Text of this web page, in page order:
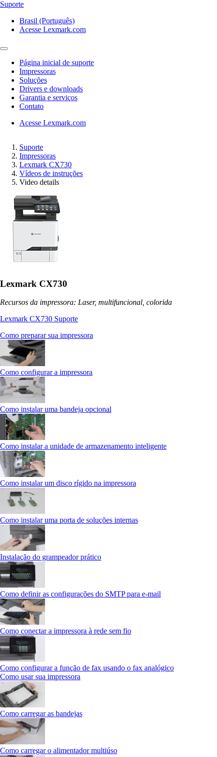
Suporte
Brasil (Português)
Acesse Lexmark.com
Página inicial de suporte
Impressoras
Soluções
Drivers e downloads
Garantia e serviços
Contato
Acesse Lexmark.com
Suporte
Impressoras
Lexmark CX730
Vídeos de instruções
Video details
Lexmark CX730
Recursos da impressora: Laser, multifuncional, colorida
Lexmark CX730 Suporte
Como preparar sua impressora
Como configurar a impressora
Como instalar uma bandeja opcional
Como instalar a unidade de armazenamento inteligente
Como instalar um disco rígido na impressora
Como instalar uma porta de soluções internas
Instalação do grampeador prático
Como definir as configurações do SMTP para e-mail
Como conectar a impressora à rede sem fio
Como configurar a função de fax usando o fax analógico
Como usar sua impressora
Como carregar as bandejas
Como carregar o alimentador multiúso